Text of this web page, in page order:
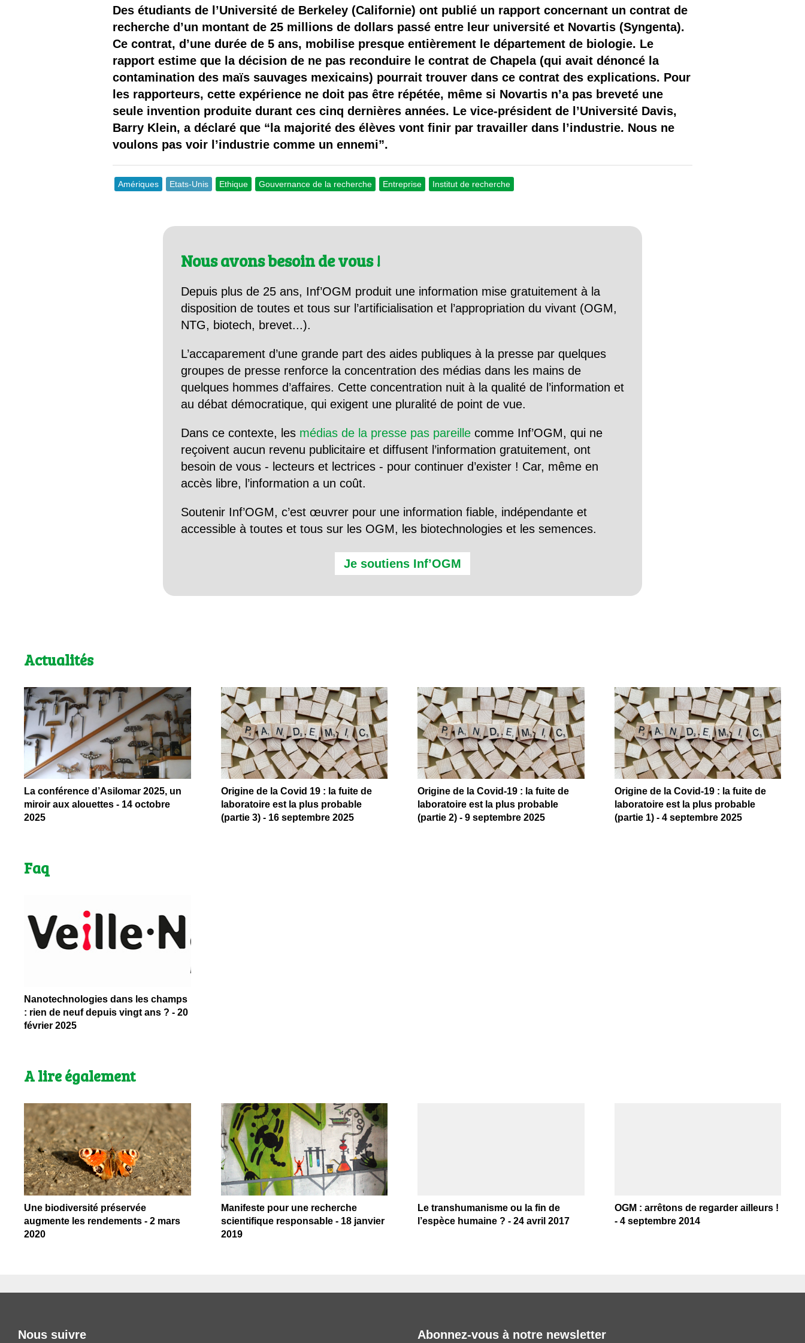
Il y a semence…. et semence
Quels sont les avantages et les inconvénients des OGM ?
Des étudiants de l’Université de Berkeley (Californie) ont publié un rapport concernant un contrat de
recherche d’un montant de 25 millions de dollars passé entre leur université et Novartis (Syngenta).
Ce contrat, d’une durée de 5 ans, mobilise presque entièrement le département de biologie. Le
rapport estime que la décision de ne pas reconduire le contrat de Chapela (qui avait dénoncé la
contamination des maïs sauvages mexicains) pourrait trouver dans ce contrat des explications. Pour
les rapporteurs, cette expérience ne doit pas être répétée, même si Novartis n’a pas breveté une
seule invention produite durant ces cinq dernières années. Le vice-président de l’Université Davis,
Barry Klein, a déclaré que “la majorité des élèves vont finir par travailler dans l’industrie. Nous ne
voulons pas voir l’industrie comme un ennemi”.
Amériques Etats-Unis Ethique Gouvernance de la recherche Entreprise Institut de recherche
Nous avons besoin de vous !
Depuis plus de 25 ans, Inf’OGM produit une information mise gratuitement à la
disposition de toutes et tous sur l’artificialisation et l’appropriation du vivant (OGM,
NTG, biotech, brevet...).
L’accaparement d’une grande part des aides publiques à la presse par quelques
groupes de presse renforce la concentration des médias dans les mains de
quelques hommes d’affaires. Cette concentration nuit à la qualité de l’information et
au débat démocratique, qui exigent une pluralité de point de vue.
Dans ce contexte, les médias de la presse pas pareille comme Inf’OGM, qui ne
reçoivent aucun revenu publicitaire et diffusent l’information gratuitement, ont
besoin de vous - lecteurs et lectrices - pour continuer d’exister ! Car, même en
accès libre, l’information a un coût.
Soutenir Inf’OGM, c’est œuvrer pour une information fiable, indépendante et
accessible à toutes et tous sur les OGM, les biotechnologies et les semences.
Je soutiens Inf’OGM
Actualités
La conférence d’Asilomar 2025, un
miroir aux alouettes - 14 octobre
2025
Origine de la Covid 19 : la fuite de
laboratoire est la plus probable
(partie 3) - 16 septembre 2025
Origine de la Covid-19 : la fuite de
laboratoire est la plus probable
(partie 2) - 9 septembre 2025
Origine de la Covid-19 : la fuite de
laboratoire est la plus probable
(partie 1) - 4 septembre 2025
Faq
Nanotechnologies dans les champs
: rien de neuf depuis vingt ans ? - 20
février 2025
A lire également
Une biodiversité préservée
augmente les rendements - 2 mars
2020
Manifeste pour une recherche
scientifique responsable - 18 janvier
2019
Le transhumanisme ou la fin de
l’espèce humaine ? - 24 avril 2017
OGM : arrêtons de regarder ailleurs !
- 4 septembre 2014
Nous suivre Abonnez-vous à notre newsletter